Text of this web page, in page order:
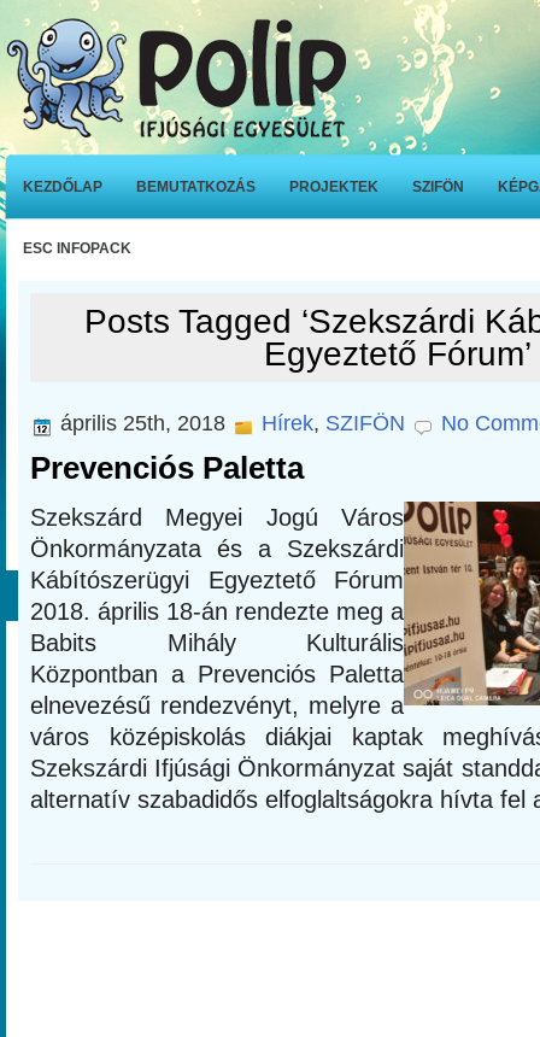
KEZDŐLAP BEMUTATKOZÁS PROJEKTEK SZIFÖN
ESC INFOPACK
Posts Tagged ‘Szekszárdi
Egyeztető Fórum’
április 25th, 2018 Hírek, SZIFÖN No
Prevenciós Paletta
Szekszárd Megyei Jogú Város
Önkormányzata és a Szekszárdi
Kábítószerügyi Egyeztető Fórum
2018. április 18-án rendezte meg a
Babits Mihály Kulturális
Központban a Prevenciós Paletta
elnevezésű rendezvényt, melyre a
város középiskolás diákjai kaptak
Szekszárdi Ifjúsági Önkormányzat saját
alternatív szabadidős elfoglaltságokra hívta fel